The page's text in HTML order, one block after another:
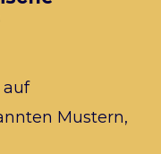
auf
Mustern,